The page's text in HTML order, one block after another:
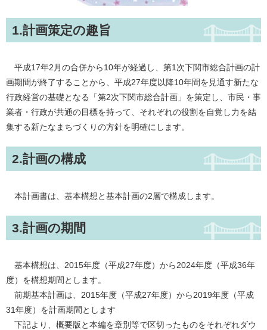
1.計画策定の趣旨
平成17年2月の合併から10年が経過し、第1次下関市総合計画の計
画期間が終了することから、平成27年度以降10年間を見通す新たな
行政経営の基礎となる「第2次下関市総合計画」を策定し、市民・事
業者・行政が共通の目標を持って、それぞれの役割を自覚し力を結
集する新たなまちづくりの方針を明確にします。
2.計画の構成
本計画書は、基本構想と基本計画の2層で構成します。
3.計画の期間
基本構想は、2015年度（平成27年度）から2024年度（平成36年
度）を構想期間とします。
前期基本計画は、2015年度（平成27年度）から2019年度（平成
31年度）を計画期間とします
下記より、概要版と本編を章別等で区切ったものをそれぞれダウ